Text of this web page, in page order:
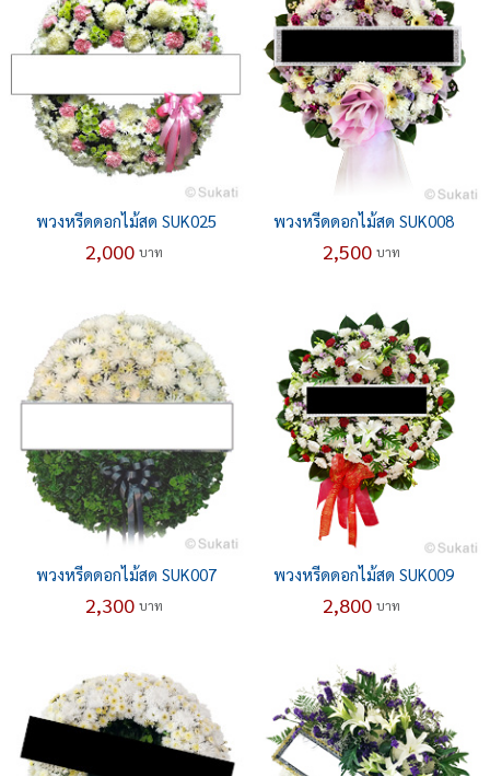
พวงหรีดดอกไม้สด SUK025
2,000 บาท
พวงหรีดดอกไม้สด SUK008
2,500 บาท
พวงหรีดดอกไม้สด SUK007
2,300 บาท
พวงหรีดดอกไม้สด SUK009
2,800 บาท